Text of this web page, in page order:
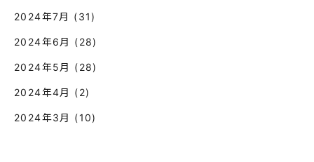
2024年7月 (31)
2024年6月 (28)
2024年5月 (28)
2024年4月 (2)
2024年3月 (10)